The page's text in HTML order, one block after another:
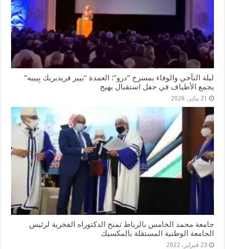
ليلة التآخي والوفاء بمسرح “درو”: العمدة “بيير فريديريك بِيييه”
يجمع الأطياف في حفل استقبال بهيج
21 يناير، 2026
جامعة محمد الخامس بالرباط تمنح الدكتوراه الفخرية لرئيس
الجامعة الوطنية المستقلة بالمكسيك
23 فبراير، 2022